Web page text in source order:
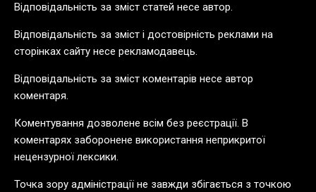
п
у
б
і
к
Відповідальність за зміст статей несе автор.
Відповідальність за зміст і достовірність реклами на
сторінках сайту несе рекламодавець.
Відповідальність за зміст коментарів несе автор
коментаря.
Коментування дозволене всім без реєстрації. В
коментарях заборонене використання неприкритої
нецензурної лексики.
Точка зору адміністрації не завжди збігається з точкою